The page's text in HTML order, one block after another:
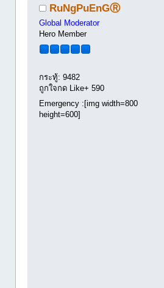
RuNgPuEnGⓇ
Global Moderator
Hero Member
กระทู้: 9482
ถูกใจกด Like+ 590
Emergency :[img width=800
height=600]